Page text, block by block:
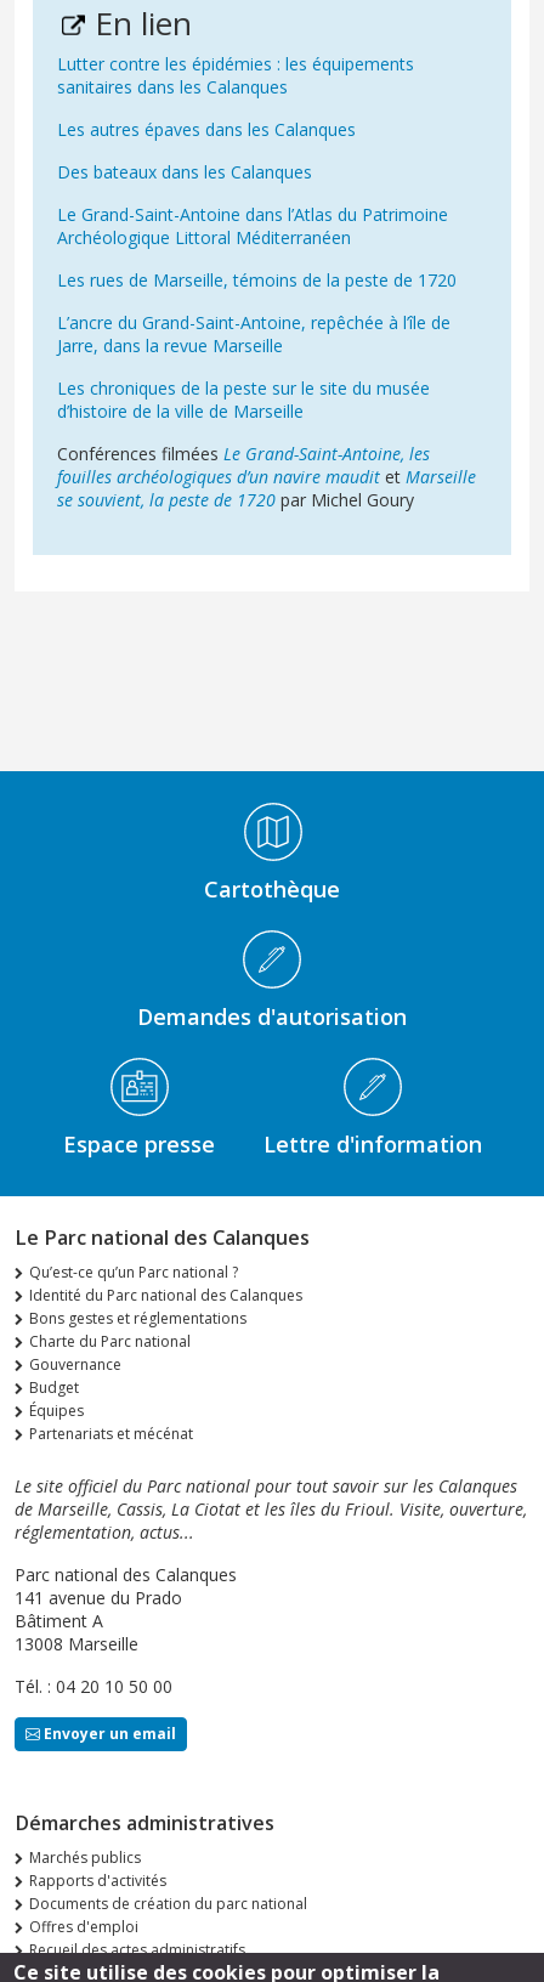
En lien
Lutter contre les épidémies : les équipements
sanitaires dans les Calanques
Les autres épaves dans les Calanques
Des bateaux dans les Calanques
Le Grand-Saint-Antoine dans l’Atlas du Patrimoine
Archéologique Littoral Méditerranéen
Les rues de Marseille, témoins de la peste de 1720
L’ancre du Grand-Saint-Antoine, repêchée à l’île de
Jarre, dans la revue Marseille
Les chroniques de la peste sur le site du musée
d’histoire de la ville de Marseille
Conférences filmées Le Grand-Saint-Antoine, les
fouilles archéologiques d’un navire maudit et Marseille
se souvient, la peste de 1720 par Michel Goury
Cartothèque
Demandes d'autorisation
Espace presse Lettre d'information
Le Parc national des Calanques
Qu’est-ce qu’un Parc national ?
Identité du Parc national des Calanques
Bons gestes et réglementations
Charte du Parc national
Gouvernance
Budget
Équipes
Partenariats et mécénat
Le site officiel du Parc national pour tout savoir sur les Calanques
de Marseille, Cassis, La Ciotat et les îles du Frioul. Visite, ouverture,
réglementation, actus...
Parc national des Calanques
141 avenue du Prado
Bâtiment A
13008 Marseille
Tél. : 04 20 10 50 00
Envoyer un email
Démarches administratives
Marchés publics
Rapports d'activités
Documents de création du parc national
Offres d'emploi
Recueil des actes administratifs
Consultations publiques
Ce site utilise des cookies pour optimiser la